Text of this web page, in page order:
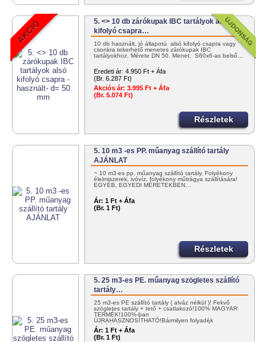
5. <> 10 db zárókupak IBC tartályok alsó
kifolyó csapra…
10 db használt, jó állapotú alsó kifolyó csapra vagy
csonkra tekerhető menetes zárókupak IBC
tartályokhoz. Mérete DN 50. Menet: S60x6-as belső…
Eredeti ár: 4.950 Ft + Áfa
(Br. 6.287 Ft)
Akciós ár: 3.995 Ft + Áfa
(Br. 5.074 Ft)
Részletek
5. 10 m3 -es PP. műanyag szállító tartály
AJÁNLAT
~ 10 m3-es pp. műanyag szállító tartály. Folyékony
élelmiszerek, ivóvíz, folyékony műtrágya szállítására!
EGYÉB, EGYEDI MÉRETEKBEN…
Ár: 1 Ft + Áfa
(Br. 1 Ft)
Részletek
5. 25 m3-es PE. műanyag szögletes szállító
tartály…
25 m3-es PE szállító tartály ( alváz nélkül )! Fekvő
szögletes tartály + tető + csatlakozó!100% MAGYAR
TERMÉK!100%-ban
ÚJRAHASZNOSÍTHATÓ!Bármilyen folyadék
szállítására - pl. NITROSOL - ! KEDVEZMÉNYES…
Ár: 1 Ft + Áfa
(Br. 1 Ft)